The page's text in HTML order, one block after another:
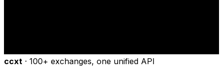
ccxt · 100+ exchanges, one unified API